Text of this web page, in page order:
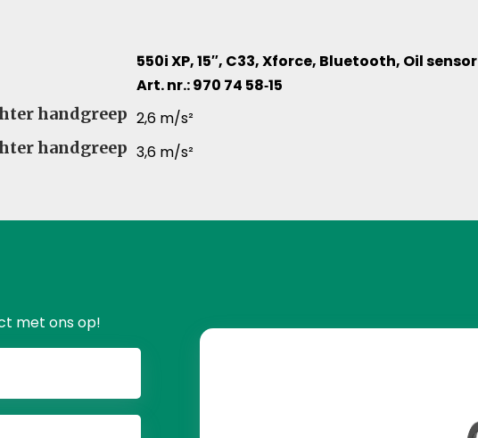
550i XP, 15″, C33, Xforce, Bluetooth, Oil sensor
Art. nr.: 970 74 58‑15
handgreep 2,6 m/s²
handgreep 3,6 m/s²
met ons op!